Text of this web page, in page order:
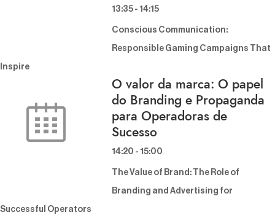
13:35 - 14:15
Conscious Communication:
Responsible Gaming Campaigns That
Inspire
O valor da marca: O papel
do Branding e Propaganda
para Operadoras de
Sucesso
14:20 - 15:00
The Value of Brand: The Role of
Branding and Advertising for
Successful Operators